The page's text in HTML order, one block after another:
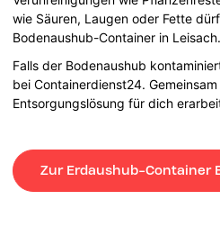
wie Säuren, Laugen oder Fette
Bodenaushub-Container in Leisach.
Falls der Bodenaushub
bei Containerdienst24.
Entsorgungslösung für dich
Zur Erdaushub-Container